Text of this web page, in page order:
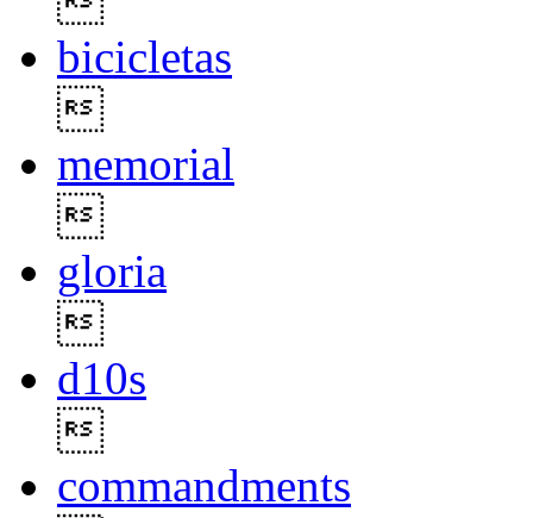
bicicletas
memorial
gloria
d10s
commandments